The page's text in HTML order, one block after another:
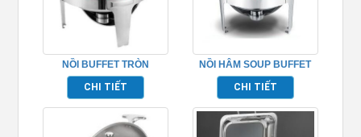
NỒI BUFFET TRÒN
TP697003
CHI TIẾT
NỒI HÂM SOUP BUFFET
TP697008
CHI TIẾT